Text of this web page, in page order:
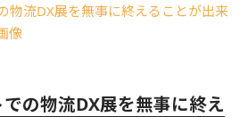
の物流DX展を無事に終え